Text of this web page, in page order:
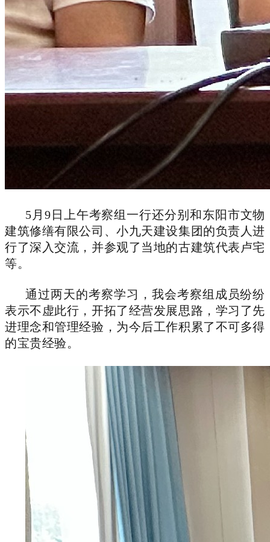
5月9日上午考察组一行还分别和东阳市文物
建筑修缮有限公司、小九天建设集团的负责人进
行了深入交流，并参观了当地的古建筑代表卢宅
等。
通过两天的考察学习，我会考察组成员纷纷
表示不虚此行，开拓了经营发展思路，学习了先
进理念和管理经验，为今后工作积累了不可多得
的宝贵经验。